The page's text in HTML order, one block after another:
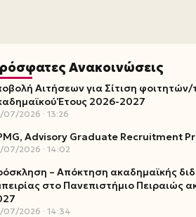
Ανακοινώσεις
Αιτήσεων για Σίτιση φοιτητών/
Έτους 2026-2027
07/2026 13:26
Advisory Graduate Recruitment
07/2026 14:02
– Απόκτηση ακαδημαϊκής
στο Πανεπιστήμιο Πειραιώς
07/2026 14:34